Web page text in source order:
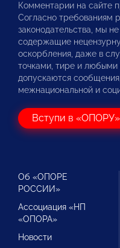
Комментарии на сайте
Согласно требованиям
законодательства, мы
содержащие
оскорбления, даже в
точками, тире и
допускаются
межнациональной и
Вступи в «ОПОРУ»
Об «ОПОРЕ
РОССИИ»
Ассоциация «НП
«ОПОРА»
Новости